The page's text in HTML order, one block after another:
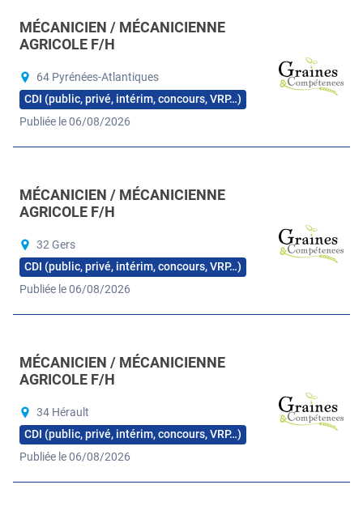
MÉCANICIEN / MÉCANICIENNE
AGRICOLE F/H
64 Pyrénées-Atlantiques
CDI (public, privé, intérim, concours, VRP…)
Publiée le 06/08/2026
MÉCANICIEN / MÉCANICIENNE
AGRICOLE F/H
32 Gers
CDI (public, privé, intérim, concours, VRP…)
Publiée le 06/08/2026
MÉCANICIEN / MÉCANICIENNE
AGRICOLE F/H
34 Hérault
CDI (public, privé, intérim, concours, VRP…)
Publiée le 06/08/2026